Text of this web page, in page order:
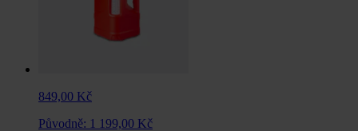
849,00 Kč
Původně: 1 199,00 Kč